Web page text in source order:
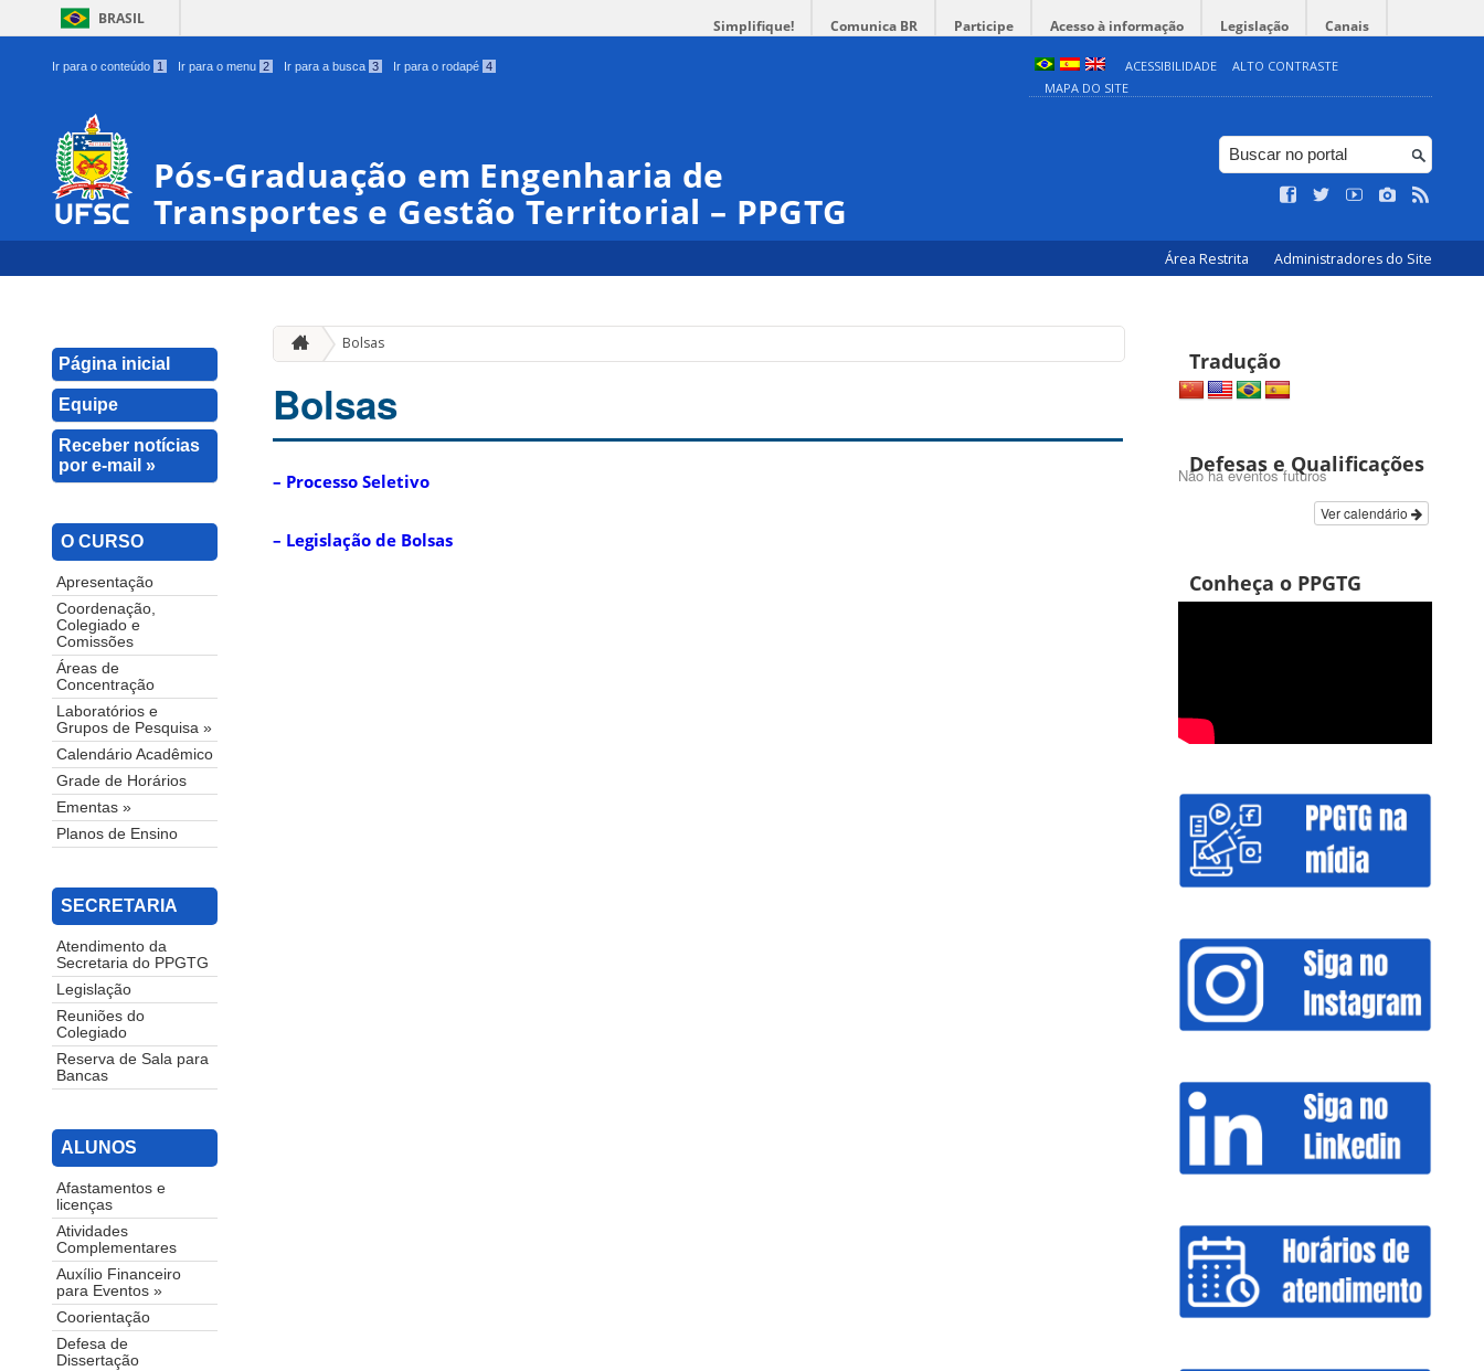
BRASIL Simplifique! Comunica BR Participe Acesso à informação Legislação Canais
Ir para o conteúdo 1 Ir para o menu 2 Ir para a busca 3 Ir para o rodapé 4 ACESSIBILIDADE
ALTO CONTRASTE
MAPA DO SITE
Pós-Graduação em Engenharia de
Transportes e Gestão Territorial – PPGTG
Área Restrita Administradores do Site
Página inicial
Equipe
Receber notícias
por e-mail »
O CURSO
Apresentação
Coordenação,
Colegiado e
Comissões
Áreas de
Concentração
Laboratórios e
Grupos de Pesquisa »
Calendário Acadêmico
Grade de Horários
Ementas »
Planos de Ensino
SECRETARIA
Atendimento da
Secretaria do PPGTG
Legislação
Reuniões do
Colegiado
Reserva de Sala para
Bancas
ALUNOS
Afastamentos e
licenças
Atividades
Complementares
Auxílio Financeiro
para Eventos »
Coorientação
Defesa de
Dissertação
Bolsas
Bolsas
– Processo Seletivo
– Legislação de Bolsas
Tradução
Defesas e Qualificações
Não há eventos futuros
Ver calendário
Conheça o PPGTG